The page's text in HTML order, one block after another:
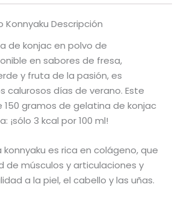
Konnyaku Descripción
de konjac en polvo de
en sabores de fresa,
y fruta de la pasión, es
calurosos días de verano. Este
gramos de gelatina de konjac
¡sólo 3 kcal por 100 ml!
es rica en colágeno, que
de músculos y articulaciones y
a la piel, el cabello y las uñas.